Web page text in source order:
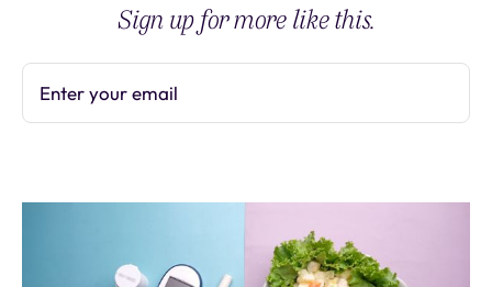
Sign up for more like this.
Enter your email